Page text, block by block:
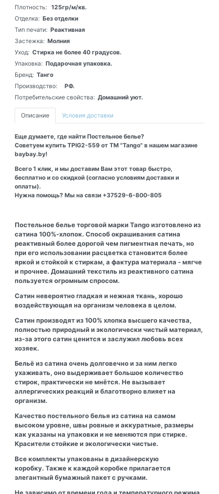
Плотность: 125гр/м/кв.
Отделка: Без отделки
Тип печати: Реактивная
Застежка: Молния
Уход: Стирка не более 40 градусов.
Упаковка: Подарочная упаковка.
Бренд: Танго
Производство:
РФ.
Потребительские свойства: Домашний уют.
Описание Условия доставки
Еще думаете, где найти Постельное белье?
Советуем купить TPIG2-559 от ТМ "Tango" в нашем магазине
baybay.by!
Всего 1 клик, и мы доставим Вам этот товар быстро,
бесплатно и со скидкой (согласно условиям доставки и
оплаты).
Нужна помощь? Мы на связи +37529-6-800-805
Постельное белье торговой марки Tango изготовлено из
сатина 100%-хлопок. Способ окрашивания сатина
реактивный более дорогой чем пигментная печать, но
при его использовании расцветка становится более
яркой и стойкой к стиркам, а фактура материала - мягче
и прочнее. Домашний текстиль из реактивного сатина
пользуется огромным спросом.
Сатин невероятно гладкая и нежная ткань, хорошо
воздействующая на организм человека в целом.
Сатин производят из 100% хлопка высшего качества,
полностью природный и экологически чистый материал,
из-за этого сатин ценится и заслужил любовь всех
хозяек.
Бельё из сатина очень долговечно и за ним легко
ухаживать, оно выдерживает большое количество
стирок, практически не мнётся. Не вызывает
аллергических реакций и благотворно влияет на
организм.
Качество постельного белья из сатина на самом
высоком уровне, швы ровные и аккуратные, размеры
как указаны на упаковки и не меняются при стирке.
Красители стойкие и экологически чистые.
Все комплекты упакованы в дизайнерскую
коробку. Также к каждой коробке прилагается
элегантный бумажный пакет с ручками.